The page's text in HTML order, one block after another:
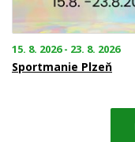
15. 8. 2026 - 23. 8. 2026
Sportmanie Plzeň